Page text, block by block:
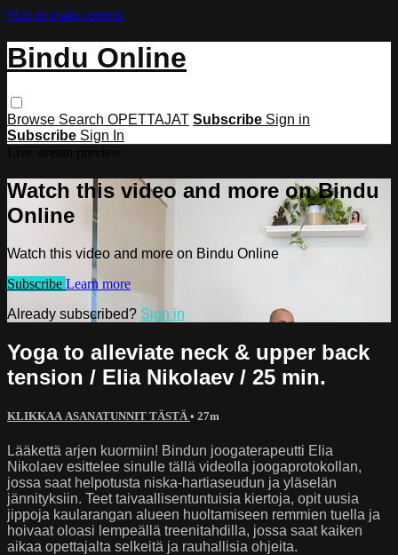
Skip to main content
Bindu Online
Browse Search OPETTAJAT Subscribe Sign in
Subscribe Sign In
Watch this video and more on Bindu
Online
Watch this video and more on Bindu Online
Subscribe Learn more
Already subscribed? Sign in
Yoga to alleviate neck & upper back
tension / Elia Nikolaev / 25 min.
KLIKKAA ASANATUNNIT TÄSTÄ • 27m
Lääkettä arjen kuormiin! Bindun joogaterapeutti Elia
Nikolaev esittelee sinulle tällä videolla joogaprotokollan,
jossa saat helpotusta niska-hartiaseudun ja yläselän
jännityksiin. Teet taivaallisentuntuisia kiertoja, opit uusia
jippoja kaularangan alueen huoltamiseen remmien tuella ja
hoivaat oloasi lempeällä treenitahdilla, jossa saat kaiken
aikaa opettajalta selkeitä ja rauhallisia ohjeita.